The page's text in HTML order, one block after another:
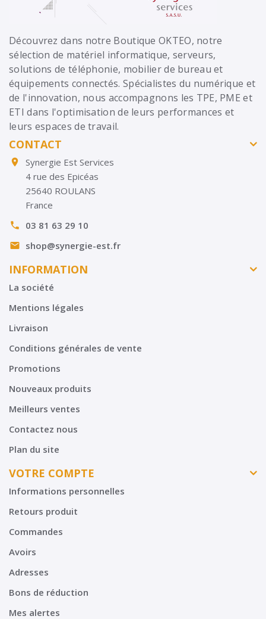
Découvrez dans notre Boutique OKTEO, notre
sélection de matériel informatique, serveurs,
solutions de téléphonie, mobilier de bureau et
équipements connectés. Spécialistes du numérique et
de l'innovation, nous accompagnons les TPE, PME et
ETI dans l'optimisation de leurs performances et
leurs espaces de travail.
CONTACT

Synergie Est Services
4 rue des Epicéas
25640 ROULANS
France
 03 81 63 29 10
 shop@synergie-est.fr
INFORMATION
La société
Mentions légales
Livraison
Conditions générales de vente
Promotions
Nouveaux produits
Meilleurs ventes
Contactez nous
Plan du site
VOTRE COMPTE
Informations personnelles
Retours produit
Commandes
Avoirs
Adresses
Bons de réduction
Mes alertes